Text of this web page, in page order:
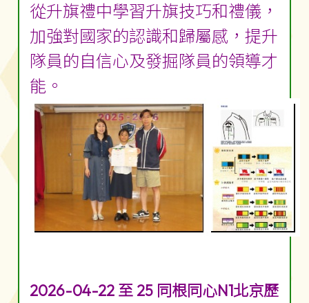
從升旗禮中學習升旗技巧和禮儀，
加強對國家的認識和歸屬感，提升
隊員的自信心及發掘隊員的領導才
能。
2026-04-22 至 25 同根同心N1北京歷